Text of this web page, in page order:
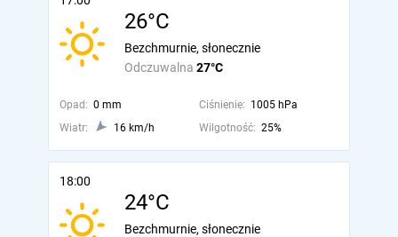
26°C
Odczuwalna 27°C
Bezchmurnie, słonecznie
Opad: 0 mm Ciśnienie: 1005 hPa
Wiatr:
16 km/h Wilgotność: 25%
18:00
24°C
Bezchmurnie, słonecznie